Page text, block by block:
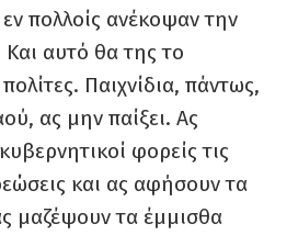
πολλοίς ανέκοψαν την
αυτό θα της το
Παιχνίδια, πάντως,
ας μην παίξει. Ας
φορείς τις
και ας αφήσουν τα
μαζέψουν τα έμμισθα